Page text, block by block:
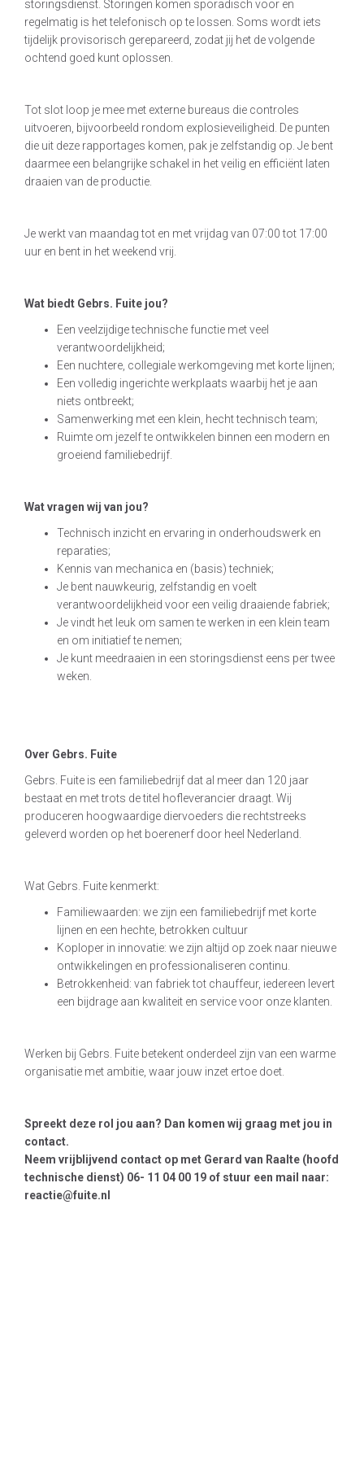
storingsdienst. Storingen komen sporadisch voor en
regelmatig is het telefonisch op te lossen. Soms wordt iets
tijdelijk provisorisch gerepareerd, zodat jij het de volgende
ochtend goed kunt oplossen.
Tot slot loop je mee met externe bureaus die controles
uitvoeren, bijvoorbeeld rondom explosieveiligheid. De punten
die uit deze rapportages komen, pak je zelfstandig op. Je bent
daarmee een belangrijke schakel in het veilig en efficiënt laten
draaien van de productie.
Je werkt van maandag tot en met vrijdag van 07:00 tot 17:00
uur en bent in het weekend vrij.
Wat biedt Gebrs. Fuite jou?
Een veelzijdige technische functie met veel
verantwoordelijkheid;
Een nuchtere, collegiale werkomgeving met korte lijnen;
Een volledig ingerichte werkplaats waarbij het je aan
niets ontbreekt;
Samenwerking met een klein, hecht technisch team;
Ruimte om jezelf te ontwikkelen binnen een modern en
groeiend familiebedrijf.
Wat vragen wij van jou?
Technisch inzicht en ervaring in onderhoudswerk en
reparaties;
Kennis van mechanica en (basis) techniek;
Je bent nauwkeurig, zelfstandig en voelt
verantwoordelijkheid voor een veilig draaiende fabriek;
Je vindt het leuk om samen te werken in een klein team
en om initiatief te nemen;
Je kunt meedraaien in een storingsdienst eens per twee
weken.
Over Gebrs. Fuite
Gebrs. Fuite is een familiebedrijf dat al meer dan 120 jaar
bestaat en met trots de titel hofleverancier draagt. Wij
produceren hoogwaardige diervoeders die rechtstreeks
geleverd worden op het boerenerf door heel Nederland.
Wat Gebrs. Fuite kenmerkt:
Familiewaarden: we zijn een familiebedrijf met korte
lijnen en een hechte, betrokken cultuur
Koploper in innovatie: we zijn altijd op zoek naar nieuwe
ontwikkelingen en professionaliseren continu.
Betrokkenheid: van fabriek tot chauffeur, iedereen levert
een bijdrage aan kwaliteit en service voor onze klanten.
Werken bij Gebrs. Fuite betekent onderdeel zijn van een warme
organisatie met ambitie, waar jouw inzet ertoe doet.
Spreekt deze rol jou aan? Dan komen wij graag met jou in
contact.
Neem vrijblijvend contact op met Gerard van Raalte (hoofd
technische dienst) 06- 11 04 00 19 of stuur een mail naar:
reactie@fuite.nl